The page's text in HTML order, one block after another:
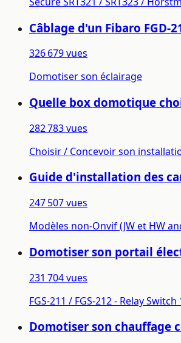
Câblage d'un Fibaro
326 679 vues
Domotiser son éclairage
Quelle box domotique
282 783 vues
Choisir / Concevoir son
Guide d'installation des
247 507 vues
Modèles non-Onvif (JW et HW
Domotiser son portail
231 704 vues
FGS-211 / FGS-212 - Relay
Domotiser son chauffage